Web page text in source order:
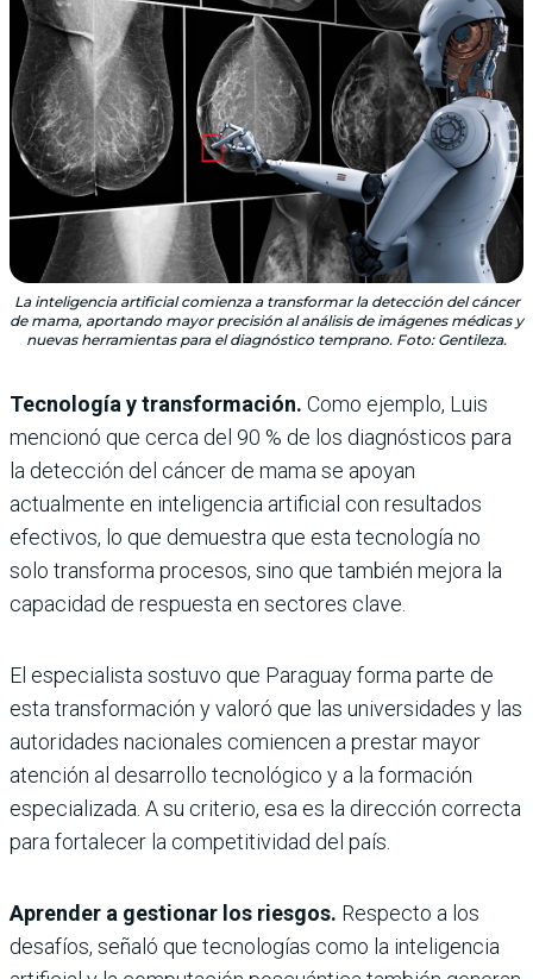
La inteligencia artificial comienza a transformar la detección del cáncer
de mama, aportando mayor precisión al análisis de imágenes médicas y
nuevas herramientas para el diagnóstico temprano. Foto: Gentileza.
Tecnología y transformación. Como ejemplo, Luis
mencionó que cerca del 90 % de los diagnósticos para
la detección del cáncer de mama se apoyan
actualmente en inteligencia artificial con resultados
efectivos, lo que demuestra que esta tecnología no
solo transforma procesos, sino que también mejora la
capacidad de respuesta en sectores clave.
El especialista sostuvo que Paraguay forma parte de
esta transformación y valoró que las universidades y las
autoridades nacionales comiencen a prestar mayor
atención al desarrollo tecnológico y a la formación
especializada. A su criterio, esa es la dirección correcta
para fortalecer la competitividad del país.
Aprender a gestionar los riesgos. Respecto a los
desafíos, señaló que tecnologías como la inteligencia